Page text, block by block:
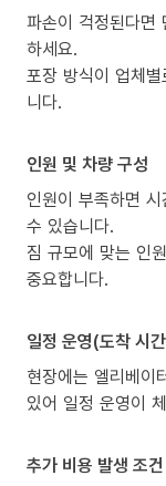
파손이 걱정된다면
하세요.
포장 방식이 업체
니다.
인원 및 차량 구성
인원이 부족하면
수 있습니다.
짐 규모에 맞는 인
중요합니다.
일정 운영(도착 시
현장에는 엘리베이
있어 일정 운영이
추가 비용 발생 조건